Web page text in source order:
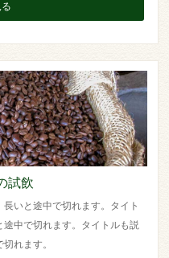
試飲
いと途中で切れます。タイト
中で切れます。タイトルも説
れます。